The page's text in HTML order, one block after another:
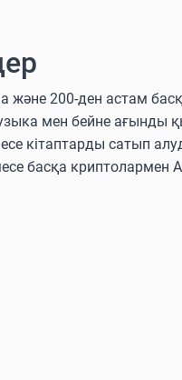
және 200-ден астам
мен бейне ағынды
кітаптарды сатып
басқа криптолармен